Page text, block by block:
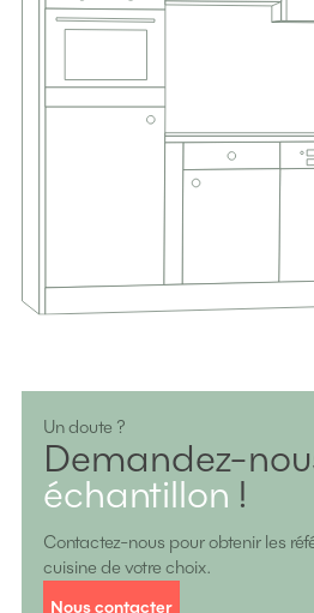
Un doute ?
Demandez-
échantillon !
Contactez-nous pour obtenir les
cuisine de votre choix.
Nous contacter